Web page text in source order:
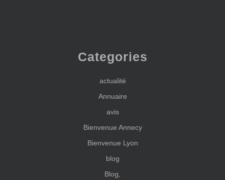
Categories
actualité
Annuaire
avis
Bienvenue Annecy
Bienvenue Lyon
blog
Blog,